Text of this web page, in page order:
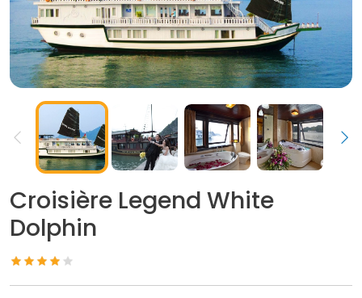
Croisière Legend White
Dolphin